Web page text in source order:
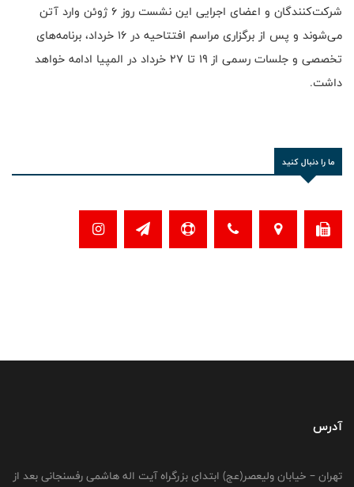
شرکت‌کنندگان و اعضای اجرایی این نشست روز ۶ ژوئن وارد آتن
می‌شوند و پس از برگزاری مراسم افتتاحیه در ۱۶ خرداد، برنامه‌های
تخصصی و جلسات رسمی از ۱۹ تا ۲۷ خرداد در المپیا ادامه خواهد
داشت.
ما را دنبال کنید
آدرس
تهران – خیابان ولیعصر(عج) ابتدای بزرگراه آیت اله هاشمی رفسنجانی بعد از